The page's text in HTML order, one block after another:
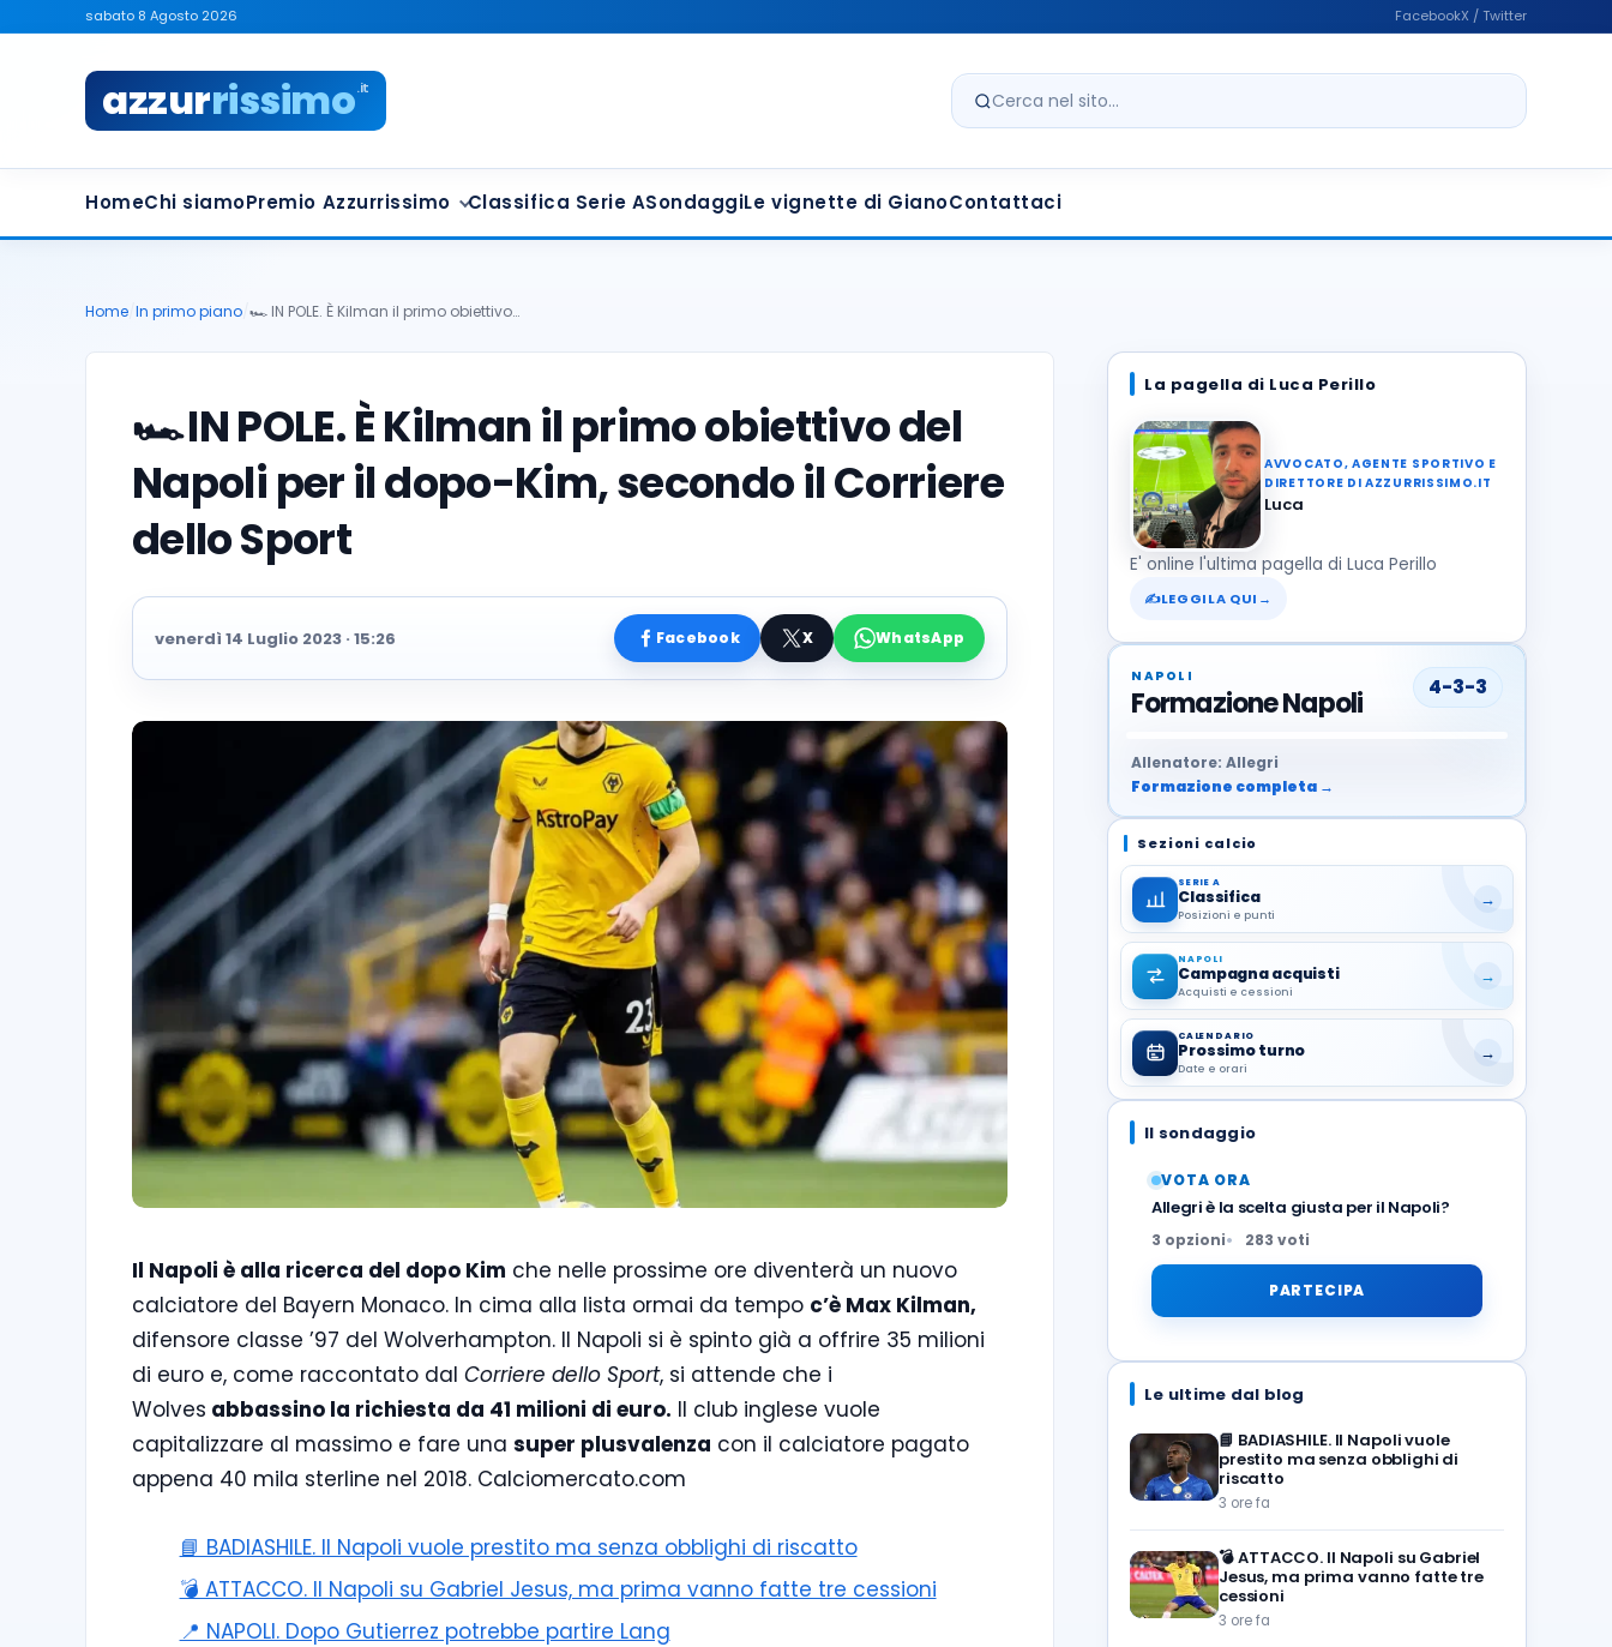
sabato 8 Agosto 2026 FacebookX / Twitter
azzurrissimo.it
Cerca nel sito
HomeChi siamoPremio Azzurrissimo Classifica Serie ASondaggiLe vignette di GianoContattaci
Home In primo piano 🏎️ IN POLE. È Kilman il primo obiettivo…
🏎️IN POLE. È Kilman il primo obiettivo del
Napoli per il dopo-Kim, secondo il Corriere
dello Sport
venerdì 14 Luglio 2023 · 15:26 Facebook X WhatsApp
Il Napoli è alla ricerca del dopo Kim che nelle prossime ore diventerà un nuovo
calciatore del Bayern Monaco. In cima alla lista ormai da tempo c’è Max Kilman,
difensore classe ’97 del Wolverhampton. Il Napoli si è spinto già a offrire 35 milioni
di euro e, come raccontato dal Corriere dello Sport, si attende che i
Wolves abbassino la richiesta da 41 milioni di euro. Il club inglese vuole
capitalizzare al massimo e fare una super plusvalenza con il calciatore pagato
appena 40 mila sterline nel 2018. Calciomercato.com
📘 BADIASHILE. Il Napoli vuole prestito ma senza obblighi di riscatto
💣 ATTACCO. Il Napoli su Gabriel Jesus, ma prima vanno fatte tre cessioni
📍 NAPOLI. Dopo Gutierrez potrebbe partire Lang
La pagella di Luca Perillo
AVVOCATO, AGENTE SPORTIVO E
DIRETTORE DI AZZURRISSIMO.IT
Luca
E' online l'ultima pagella di Luca Perillo
✍LEGGILA QUI →
NAPOLI
Formazione Napoli 4-3-3
Allenatore: Allegri
Formazione completa →
Sezioni calcio
SERIE A
Classifica
Posizioni e punti
→
NAPOLI
Campagna acquisti
Acquisti e cessioni
→
CALENDARIO
Prossimo turno
Date e orari
→
Il sondaggio
VOTA ORA
Allegri è la scelta giusta per il Napoli?
3 opzioni 283 voti
PARTECIPA
Le ultime dal blog
📘 BADIASHILE. Il Napoli vuole
prestito ma senza obblighi di
riscatto
3 ore fa
💣ATTACCO. Il Napoli su Gabriel
Jesus, ma prima vanno fatte tre
cessioni
3 ore fa